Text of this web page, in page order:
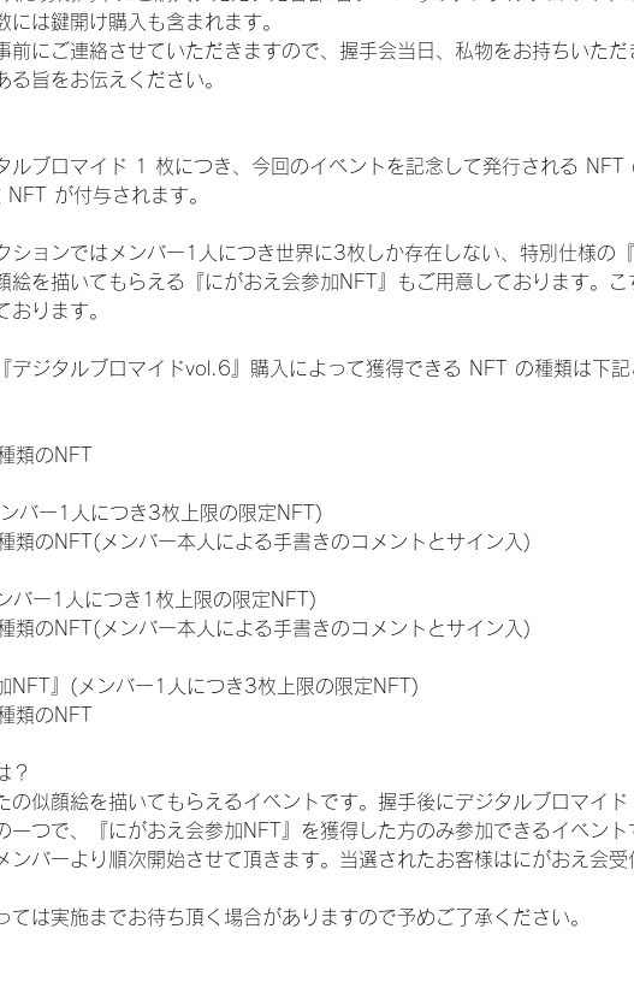
には鍵開け購入も含まれます。
前にご連絡させていただきますので、握手会当日、私物をお持ちいた
る旨をお伝えください。
ルブロマイド 1 枚につき、今回のイベントを記念して発行される NFT
が付与されます。
ションではメンバー1人につき世界に3枚しか存在しない、特別仕様の
絵を描いてもらえる『にがおえ会参加NFT』もご用意しております。
おります。
デジタルブロマイドvol.6』購入によって獲得できる NFT の種類は下記
類のNFT
ンバー1人につき3枚上限の限定NFT)
のNFT(メンバー本人による手書きのコメントとサイン入)
バー1人につき1枚上限の限定NFT)
のNFT(メンバー本人による手書きのコメントとサイン入)
NFT』(メンバー1人につき3枚上限の限定NFT)
類のNFT
？
の似顔絵を描いてもらえるイベントです。握手後にデジタルブロマイ
一つで、『にがおえ会参加NFT』を獲得した方のみ参加できるイベン
ンバーより順次開始させて頂きます。当選されたお客様はにがおえ会
は実施までお待ち頂く場合がありますので予めご了承ください。